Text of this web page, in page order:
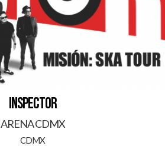
INSPECTOR
ARENA CDMX
CDMX